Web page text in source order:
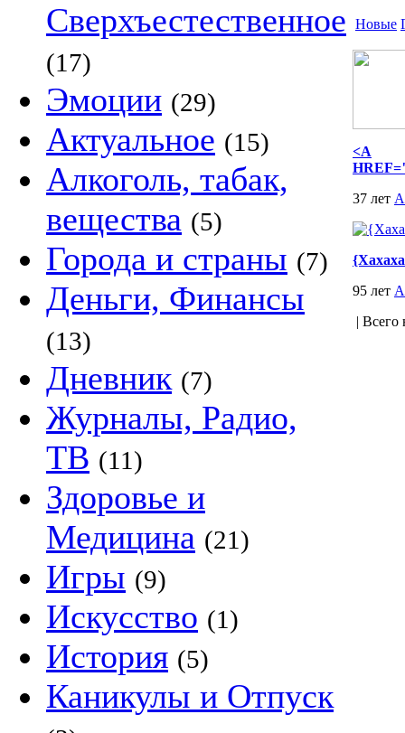
Сверхъестественное
(17)
Эмоции (29)
Актуальное (15)
Алкоголь, табак,
вещества (5)
Города и страны (7)
Деньги, Финансы
(13)
Дневник (7)
Журналы, Радио,
ТВ (11)
Здоровье и
Медицина (21)
Игры (9)
Искусство (1)
История (5)
Каникулы и Отпуск
Новые
<A
37 лет
95 лет
| Всего